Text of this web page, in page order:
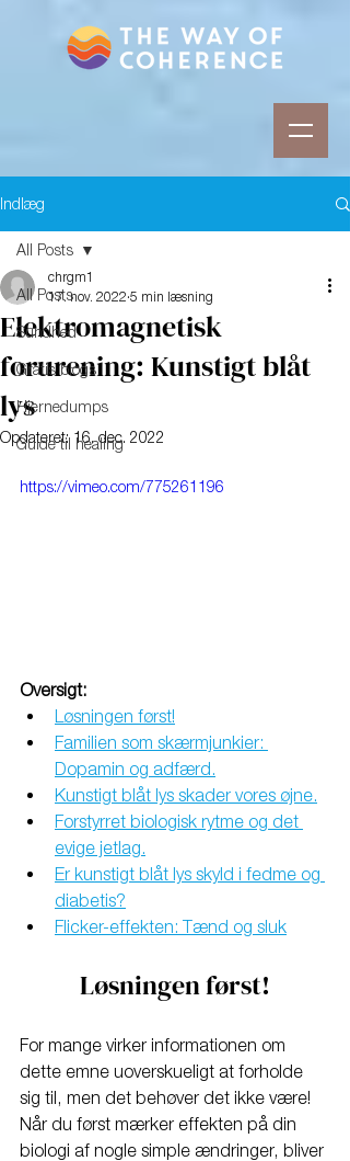
Indlæg
All Posts
Sundhed
Gratis blogs
Hjernedumps
Guide til healing
All Posts
Elektromagnetisk
forurening: Kunstigt blåt
lys
chrgm1
17. nov. 2022 5 min læsning
Opdateret: 16. dec. 2022
https://vimeo.com/775261196
Oversigt:
Løsningen først!
Familien som skærmjunkier:
Dopamin og adfærd.
Kunstigt blåt lys skader vores øjne.
Forstyrret biologisk rytme og det
evige jetlag.
Er kunstigt blåt lys skyld i fedme og
diabetis?
Flicker-effekten: Tænd og sluk
Løsningen først!
For mange virker informationen om
dette emne uoverskueligt at forholde
sig til, men det behøver det ikke være!
Når du først mærker effekten på din
biologi af nogle simple ændringer, bliver